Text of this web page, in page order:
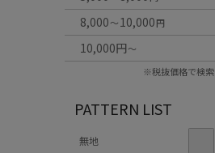
8,000～10,000円
10,000円～
※税抜価格で検索
PATTERN LIST
無地